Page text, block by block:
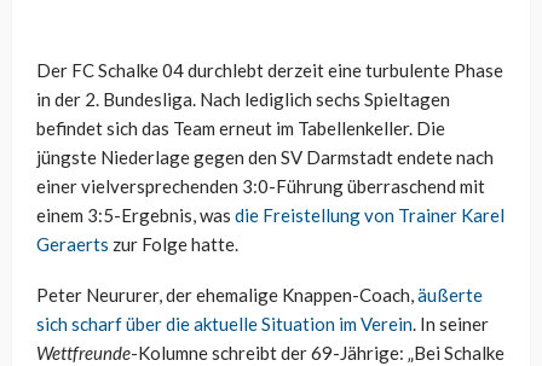
Der FC Schalke 04 durchlebt derzeit eine turbulente Phase
in der 2. Bundesliga. Nach lediglich sechs Spieltagen
befindet sich das Team erneut im Tabellenkeller. Die
jüngste Niederlage gegen den SV Darmstadt endete nach
einer vielversprechenden 3:0-Führung überraschend mit
einem 3:5-Ergebnis, was die Freistellung von Trainer Karel
Geraerts zur Folge hatte.
Peter Neururer, der ehemalige Knappen-Coach,äußerte
sich scharf über die aktuelle Situation im Verein. In seiner
Wettfreunde-Kolumne schreibt der 69-Jährige: „Bei Schalke